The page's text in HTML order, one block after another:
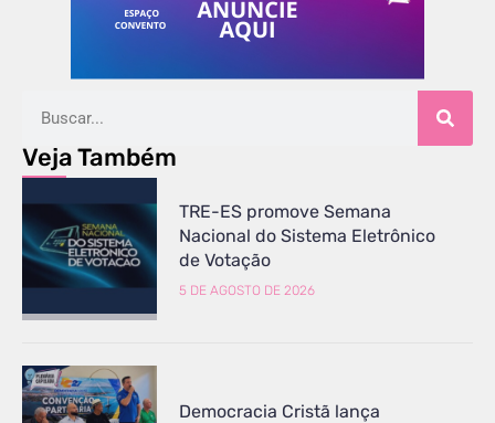
Veja Também
TRE-ES promove Semana
Nacional do Sistema Eletrônico
de Votação
5 DE AGOSTO DE 2026
Democracia Cristã lança